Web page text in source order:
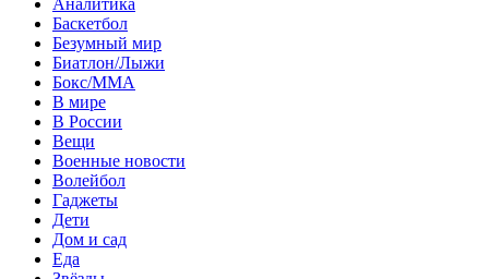
Баскетбол
Безумный мир
Биатлон/Лыжи
Бокс/MMA
В мире
В России
Вещи
Военные новости
Волейбол
Гаджеты
Дети
Дом и сад
Еда